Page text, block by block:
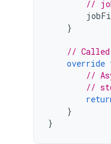
//
}
// Called
override
//
//
}
}